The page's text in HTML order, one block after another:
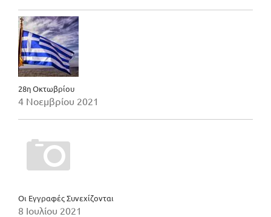
28η Οκτωβρίου
4 Νοεμβρίου 2021
Οι Εγγραφές Συνεχίζονται
8 Ιουλίου 2021